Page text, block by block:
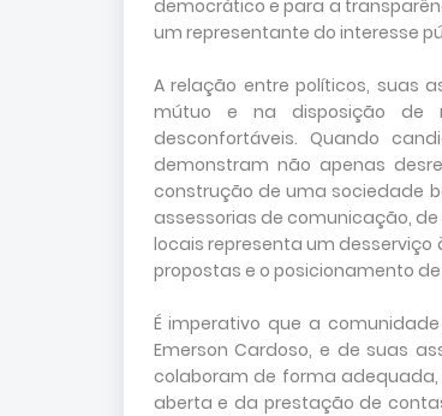
democrático e para a
um representante do interesse
A relação entre políticos, suas
mútuo e na disposição de
desconfortáveis. Quando
demonstram não apenas
construção de uma sociedade
assessorias de comunicação,
locais representa um
propostas e o posicionamento
É imperativo que a
Emerson Cardoso, e de suas
colaboram de forma
aberta e da prestação de